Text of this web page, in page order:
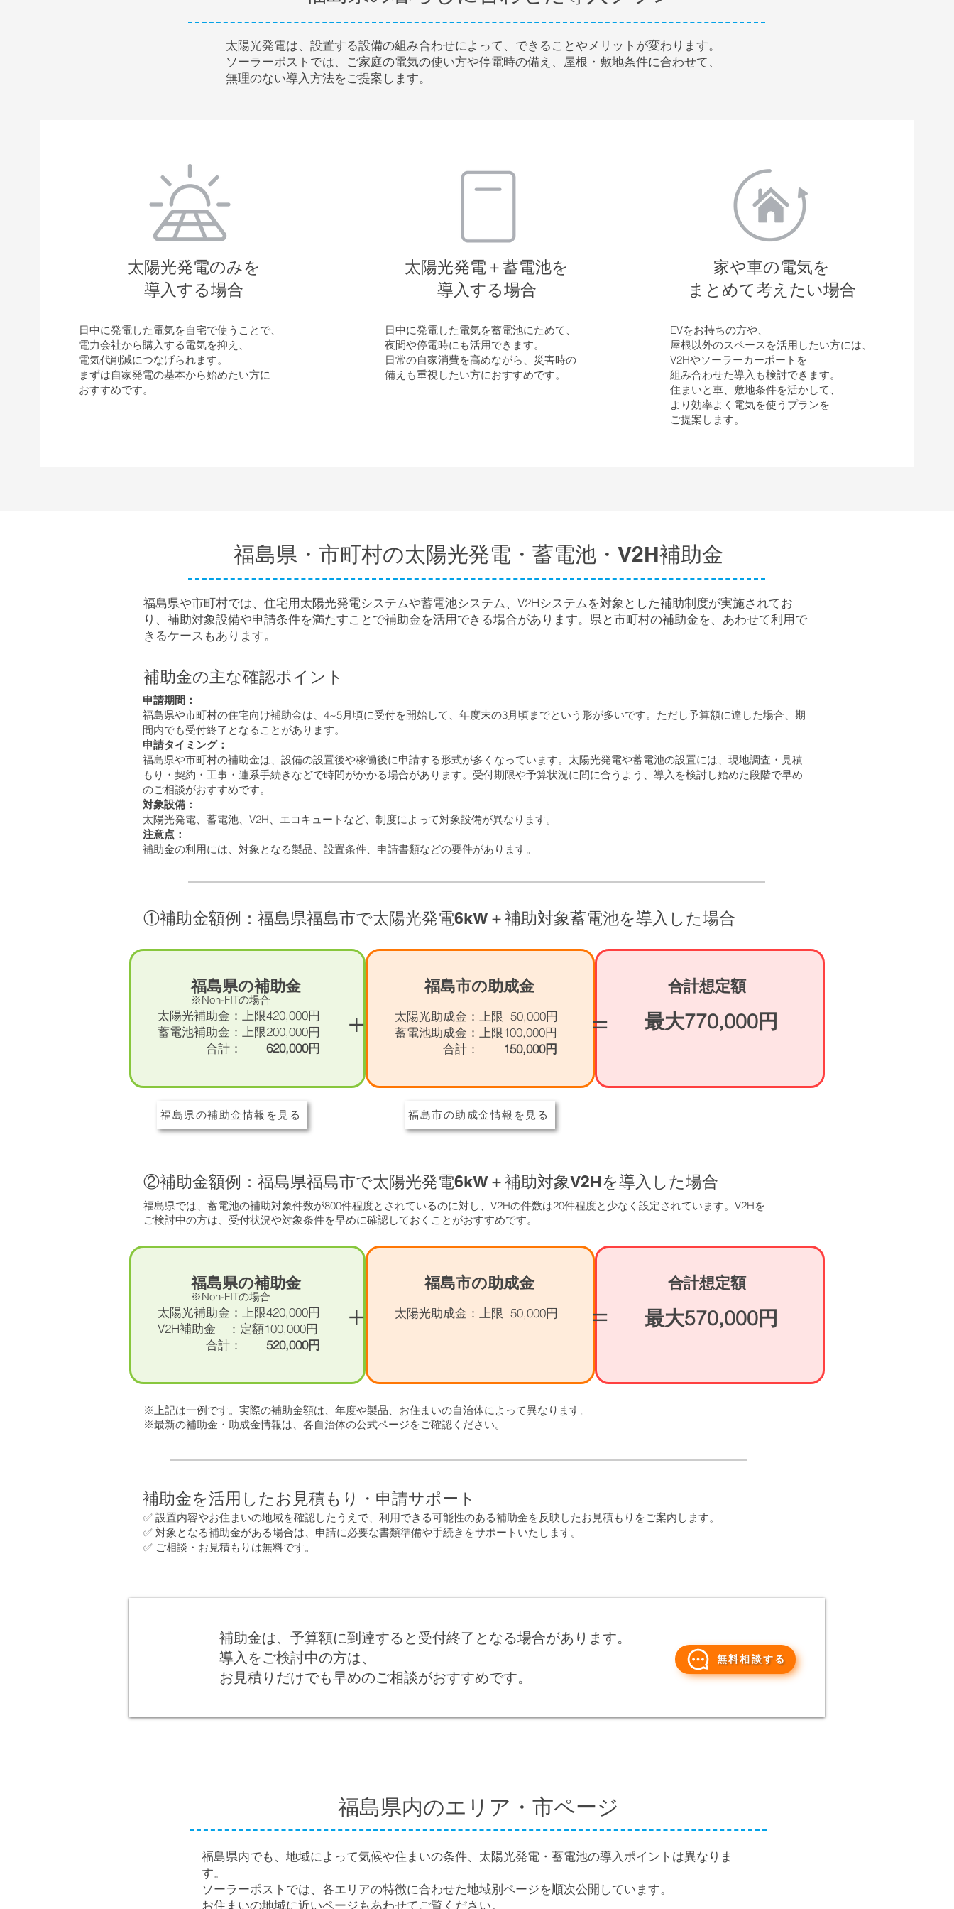
太陽光発電は、設置する設備の組み合わせによって、できることやメリットが変わります。
ソーラーポストでは、ご家庭の電気の使い方や停電時の備え、屋根・敷地条件に合わせて、
無理のない導入方法をご提案します。
太陽光発電のみを
導入する場合
日中に発電した電気を自宅で使うことで、
電力会社から購入する電気を抑え、
電気代削減につなげられます。
まずは自家発電の基本から始めたい方に
おすすめです。
太陽光発電＋蓄電池を
導入する場合
日中に発電した電気を蓄電池にためて、
夜間や停電時にも活用できます。
日常の自家消費を高めながら、災害時の
備えも重視したい方におすすめです。
家や車の電気を
まとめて考えたい場合
EVをお持ちの方や、
屋根以外のスペースを活用したい方には、
V2Hやソーラーカーポートを
組み合わせた導入も検討できます。
住まいと車、敷地条件を活かして、
より効率よく電気を使うプランを
ご提案します。
福島県・市町村の太陽光発電・蓄電池・V2H補助金
福島県や市町村では、住宅用太陽光発電システムや蓄電池システム、V2Hシステムを対象とした補助制度が実施されてお
り、補助対象設備や申請条件を満たすことで補助金を活用できる場合があります。県と市町村の補助金を、あわせて利用で
きるケースもあります。​
補助金の主な確認ポイント
申請期間：
福島県や市町村の住宅向け補助金は、4~5月頃に受付を開始して、年度末の3月頃までという形が多いです。ただし予算額に達した場合、期
間内でも受付終了となることがあります。
申請タイミング：
福島県や市町村の補助金は、設備の設置後や稼働後に申請する形式が多くなっています。太陽光発電や蓄電池の設置には、現地調査・見積
もり・契約・工事・連系手続きなどで時間がかかる場合があります。受付期限や予算状況に間に合うよう、導入を検討し始めた段階で早め
のご相談がおすすめです。
対象設備：
太陽光発電、蓄電池、V2H、エコキュートなど、制度によって対象設備が異なります。
注意点：
補助金の利用には、対象となる製品、設置条件、申請書類などの要件があります。
​①補助金額例：福島県福島市で太陽光発電6kW＋補助対象蓄電池を導入した場合
福島県の補助金
※Non-FITの場合
太陽光補助金：上限420,000円
蓄電池補助金：上限200,000円
合計：620,000円
福島市の助成金
太陽光助成金：上限 50,000円
蓄電池助成金：上限100,000円
合計：
150,000円
合計想定額
​最大770,000円
+ =
福島県の補助金情報を見る 福島市の助成金情報を見る
​②補助金額例：福島県福島市で太陽光発電6kW＋補助対象V2Hを導入した場合
福島県では、蓄電池の補助対象件数が800件程度とされているのに対し、V2Hの件数は20件程度と少なく設定されています。V2Hを
ご検討中の方は、受付状況や対象条件を早めに確認しておくことがおすすめです。
福島県の補助金
※Non-FITの場合
太陽光補助金：上限420,000円
V2H補助金 ：定額100,000円
合計：520,000円
福島市の助成金
太陽光助成金：上限 50,000円
合計想定額
​最大570,000円
+ =
※上記は一例です。実際の補助金額は、年度や製品、お住まいの自治体によって異なります。
※最新の補助金・助成金情報は、各自治体の公式ページをご確認ください。
補助金を活用したお見積もり・申請サポート
✅ 設置内容やお住まいの地域を確認したうえで、利用できる可能性のある補助金を反映したお見積もりをご案内します。
✅ 対象となる補助金がある場合は、申請に必要な書類準備や手続きをサポートいたします。
✅ ご相談・お見積もりは無料です。
補助金は、予算額に到達すると受付終了となる場合があります。
導入をご検討中の方は、
お見積りだけでも早めのご相談がおすすめです。
無料相談する
福島県内のエリア・市ページ
福島県内でも、地域によって気候や住まいの条件、太陽光発電・蓄電池の導入ポイントは異なりま
す。
ソーラーポストでは、各エリアの特徴に合わせた地域別ページを順次公開しています。
お住まいの地域に近いページもあわせてご覧ください。